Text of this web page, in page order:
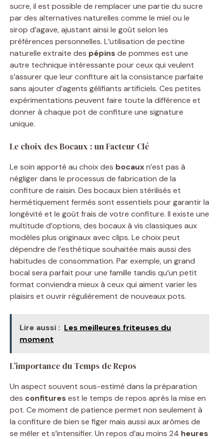
sucre, il est possible de remplacer une partie du sucre
par des alternatives naturelles comme le miel ou le
sirop d’agave, ajustant ainsi le goût selon les
préférences personnelles. L’utilisation de pectine
naturelle extraite des pépins de pommes est une
autre technique intéressante pour ceux qui veulent
s’assurer que leur confiture ait la consistance parfaite
sans ajouter d’agents gélifiants artificiels. Ces petites
expérimentations peuvent faire toute la différence et
donner à chaque pot de confiture une signature
unique.
Le choix des Bocaux : un Facteur Clé
Le soin apporté au choix des bocauxn’est pas à
négliger dans le processus de fabrication de la
confiture de raisin. Des bocaux bien stérilisés et
hermétiquement fermés sont essentiels pour garantir la
longévité et le goût frais de votre confiture. Il existe une
multitude d’options, des bocaux à vis classiques aux
modèles plus originaux avec clips. Le choix peut
dépendre de l’esthétique souhaitée mais aussi des
habitudes de consommation. Par exemple, un grand
bocal sera parfait pour une famille tandis qu’un petit
format conviendra mieux à ceux qui aiment varier les
plaisirs et ouvrir régulièrement de nouveaux pots.
Lire aussi : Les meilleures friteuses du
moment
L’importance du Temps de Repos
Un aspect souvent sous-estimé dans la préparation
des confitures est le temps de repos après la mise en
pot. Ce moment de patience permet non seulement à
la confiture de bien se figer mais aussi aux arômes de
se mêler et s’intensifier. Un repos d’au moins 24 heures